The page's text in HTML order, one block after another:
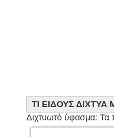
ΤΙ ΕΙΔΟΥΣ
Διχτυωτό ύφασμα: Τα